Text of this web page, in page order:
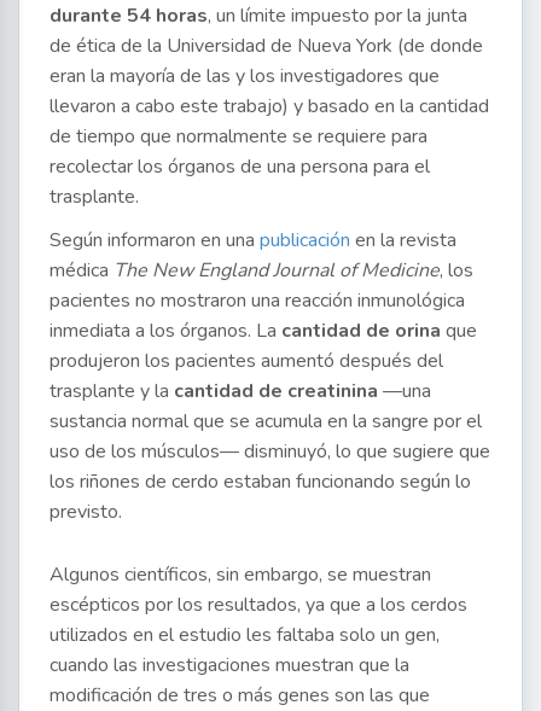
durante 54 horas, un límite impuesto por la junta
de ética de la Universidad de Nueva York (de donde
eran la mayoría de las y los investigadores que
llevaron a cabo este trabajo) y basado en la cantidad
de tiempo que normalmente se requiere para
recolectar los órganos de una persona para el
trasplante.
Según informaron en una publicación en la revista
médica The New England Journal of Medicine, los
pacientes no mostraron una reacción inmunológica
inmediata a los órganos. La cantidad de orina que
produjeron los pacientes aumentó después del
trasplante y la cantidad de creatinina —una
sustancia normal que se acumula en la sangre por el
uso de los músculos— disminuyó, lo que sugiere que
los riñones de cerdo estaban funcionando según lo
previsto.
Algunos científicos, sin embargo, se muestran
escépticos por los resultados, ya que a los cerdos
utilizados en el estudio les faltaba solo un gen,
cuando las investigaciones muestran que la
modificación de tres o más genes son las que